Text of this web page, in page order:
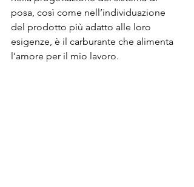
posa, così come nell’individuazione
del prodotto più adatto alle loro
esigenze, è il carburante che alimenta
l’amore per il mio lavoro.